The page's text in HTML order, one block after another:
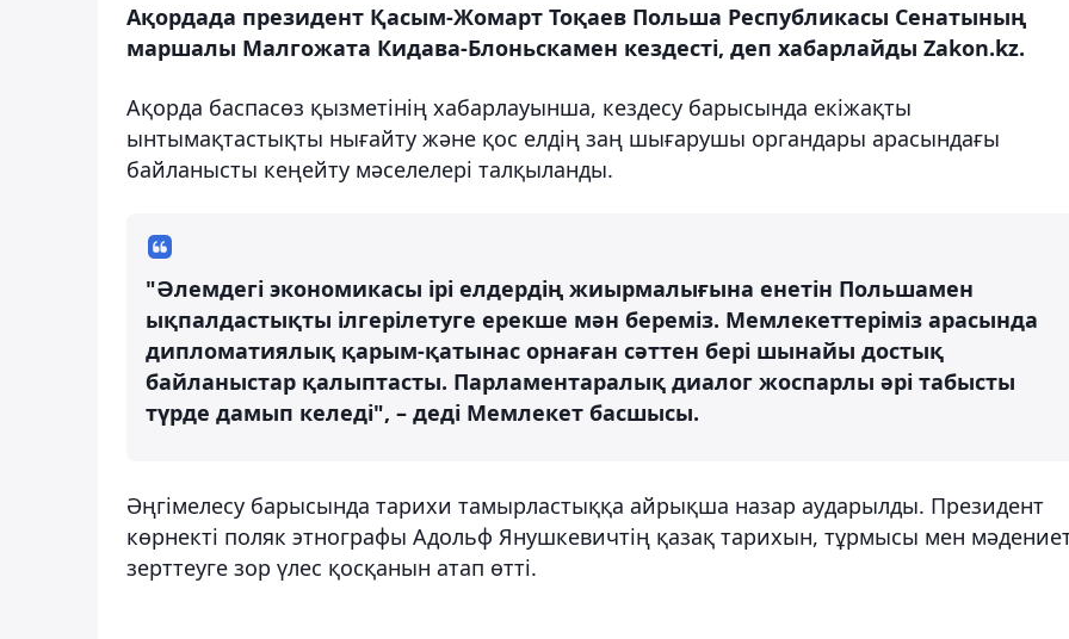
Ақордада президент Қасым-Жомарт Тоқаев Польша Республикасы Сенатының
маршалы Малгожата Кидава-Блоньскамен кездесті, деп хабарлайды Zakon.kz.
Ақорда баспасөз қызметінің хабарлауынша, кездесу барысында екіжақты
ынтымақтастықты нығайту және қос елдің заң шығарушы органдары арасындағы
байланысты кеңейту мәселелері талқыланды.
"Әлемдегі экономикасы ірі елдердің жиырмалығына енетін Польшамен
ықпалдастықты ілгерілетуге ерекше мән береміз. Мемлекеттеріміз арасында
дипломатиялық қарым-қатынас орнаған сәттен бері шынайы достық
байланыстар қалыптасты. Парламентаралық диалог жоспарлы әрі табысты
түрде дамып келеді", – деді Мемлекет басшысы.
Әңгімелесу барысында тарихи тамырластыққа айрықша назар аударылды. Президент
көрнекті поляк этнографы Адольф Янушкевичтің қазақ тарихын, тұрмысы мен
зерттеуге зор үлес қосқанын атап өтті.